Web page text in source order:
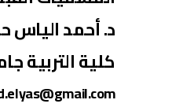
د. أحمد الياس
كلية التربية